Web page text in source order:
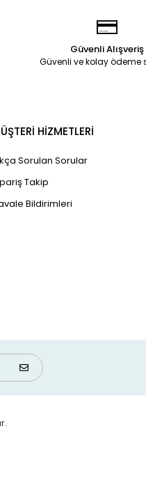
Güvenli Alışveriş
Güvenli ve kolay ödeme
HİZMETLERİ
Sorulan Sorular
Takip
Bildirimleri